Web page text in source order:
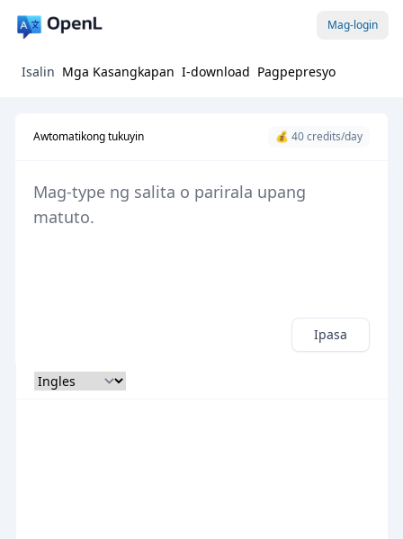
Mag-login
Isalin Mga Kasangkapan I-download Pagpepresyo
Awtomatikong tukuyin 💰 40 credits/day
Ipasa